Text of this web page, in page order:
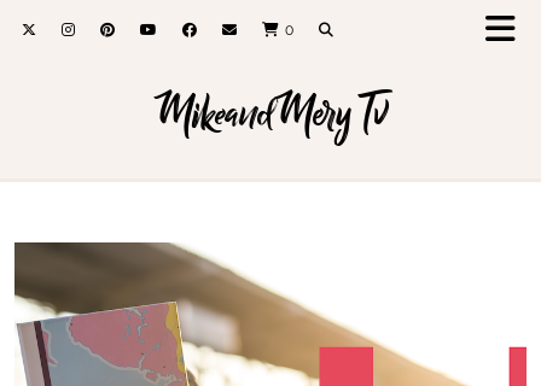
0
MikeandMery Tv